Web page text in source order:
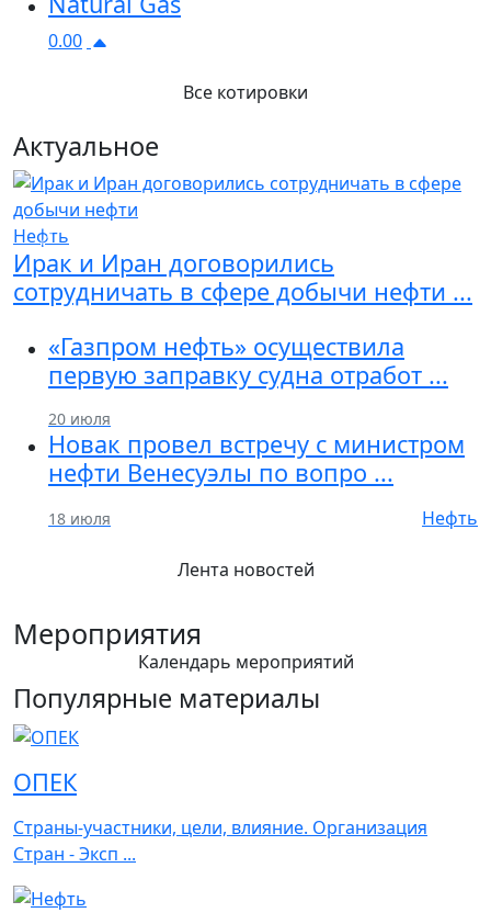
0.00
Все котировки
Актуальное
Нефть
Ирак и Иран договорились
сотрудничать в сфере добычи нефти ...
Previous
«Газпром нефть» осуществила
первую заправку судна отработ ...
20 июля
Новак провел встречу с министром
нефти Венесуэлы по вопро ...
18 июля Нефть
Лента новостей
Мероприятия
Календарь мероприятий
Популярные материалы
ОПЕК
Страны-участники, цели, влияние. Организация
Стран - Эксп ...